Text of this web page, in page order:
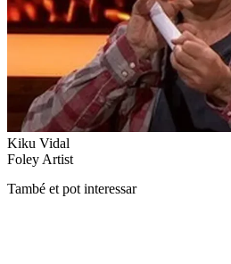
Kiku Vidal
Foley Artist
També et pot interessar